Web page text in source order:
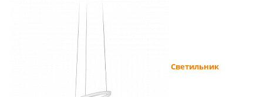
Светильник